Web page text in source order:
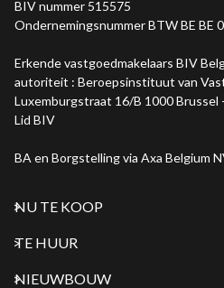
BIV nummer 515575
Ondernemingsnummer BTW BE BE
Erkende vastgoedmakelaars BIV
autoriteit : Beroepsinstituut van
Luxemburgstraat 16/B 1000 Brussel
Lid BIV
BA en Borgstelling via Axa Belgium
NU TE KOOP
TE HUUR
NIEUWBOUW